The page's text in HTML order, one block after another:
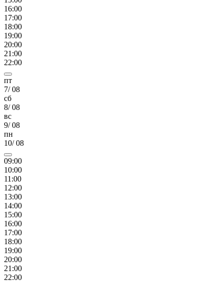
16:00
17:00
18:00
19:00
20:00
21 :00
22:00
пт
7/08
сб
8/08
вс
9/08
пн
10/08
09:00
10:00
11 :00
12:00
13:00
14:00
15:00
16:00
17:00
18:00
19:00
20:00
21 :00
22:00